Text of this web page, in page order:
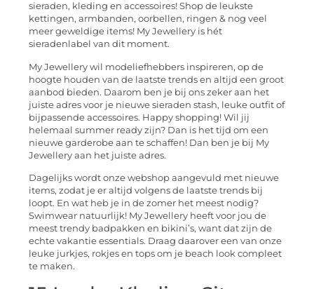
sieraden, kleding en accessoires! Shop de leukste
kettingen, armbanden, oorbellen, ringen & nog veel
meer geweldige items! My Jewellery is hét
sieradenlabel van dit moment.
My Jewellery wil modeliefhebbers inspireren, op de
hoogte houden van de laatste trends en altijd een groot
aanbod bieden. Daarom ben je bij ons zeker aan het
juiste adres voor je nieuwe sieraden stash, leuke outfit of
bijpassende accessoires. Happy shopping! Wil jij
helemaal summer ready zijn? Dan is het tijd om een
nieuwe garderobe aan te schaffen! Dan ben je bij My
Jewellery aan het juiste adres.
Dagelijks wordt onze webshop aangevuld met nieuwe
items, zodat je er altijd volgens de laatste trends bij
loopt. En wat heb je in de zomer het meest nodig?
Swimwear natuurlijk! My Jewellery heeft voor jou de
meest trendy badpakken en bikini’s, want dat zijn de
echte vakantie essentials. Draag daarover een van onze
leuke jurkjes, rokjes en tops om je beach look compleet
te maken.